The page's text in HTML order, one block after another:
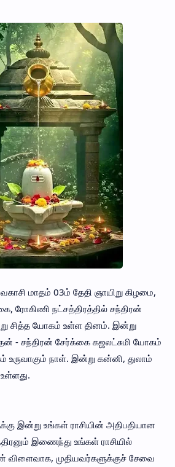
மாதம் 03ம் தேதி ஞாயிறு கிழமை,
ரோகிணி நட்சத்திரத்தில் சந்திரன்
சித்த யோகம் உள்ள தினம். இன்று
- சந்திரன் சேர்க்கை கஜலட்சுமி யோகம்
உருவாகும் நாள். இன்று கன்னி, துலாம்
இன்று உங்கள் ராசியின் அதிபதியான
இணைந்து உங்கள் ராசியில்
விளைவாக, முதியவர்களுக்குச் சேவை